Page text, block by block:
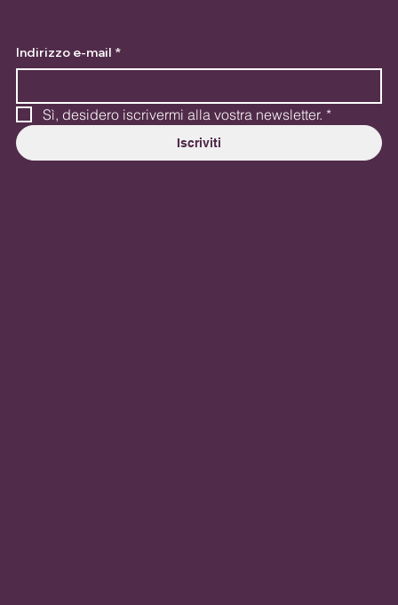
Indirizzo e-mail *
Sì, desidero iscrivermi alla vostra newsletter. *
Iscriviti